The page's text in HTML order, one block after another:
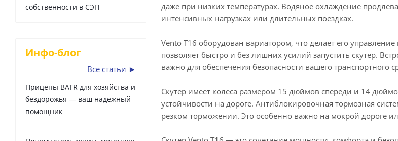
даже при низких температурах. Водяное охлаждение
интенсивных нагрузках или длительных поездках.
Vento T16 оборудован вариатором, что делает его
позволяет быстро и без лишних усилий запустить скутер.
важно для обеспечения безопасности вашего транспортного
Скутер имеет колеса размером 15 дюймов спереди и 14
устойчивости на дороге. Антиблокировочная тормозная
резком торможении. Это особенно важно на мокрой дороге
собственности в СЭП
Инфо-блог
Все статьи ►
Прицепы BATR для хозяйства и
бездорожья — ваш надёжный
помощник